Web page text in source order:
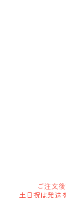
HOLSTERYご注文
土日祝は発送